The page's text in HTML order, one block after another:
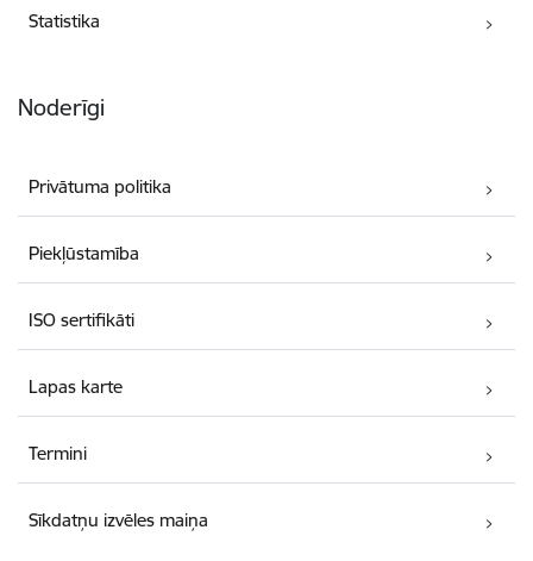
Statistika
Noderīgi
Privātuma politika
Piekļūstamība
ISO sertifikāti
Lapas karte
Termini
Sīkdatņu izvēles maiņa